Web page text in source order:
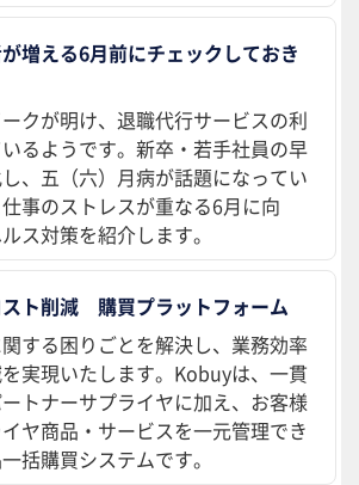
増える6月前にチェックしておき
クが明け、退職代行サービスの利
るようです。新卒・若手社員の早
、五（六）月病が話題になってい
事のストレスが重なる6月に向
ス対策を紹介します。
ト削減 購買プラットフォーム
する困りごとを解決し、業務効率
実現いたします。Kobuyは、一貫
トナーサプライヤに加え、お客様
ヤ商品・サービスを一元管理でき
括購買システムです。